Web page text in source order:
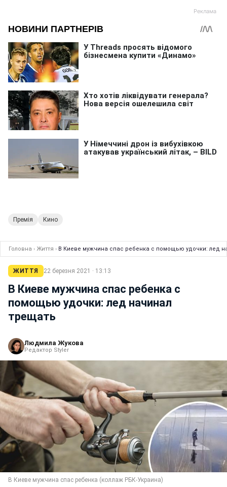
Премія Кино
Головна › Життя › В Киеве мужчина спас ребенка с помощью удочки: лед
ЖИТТЯ 22 березня 2021 · 13:13
В Киеве мужчина спас ребенка с
помощью удочки: лед начинал
трещать
Людмила Жукова
Редактор Styler
В Киеве мужчина спас ребенка (коллаж РБК-Украина)